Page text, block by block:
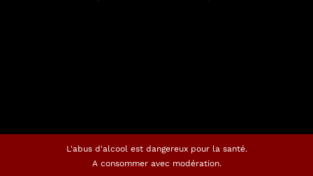
L'abus d'alcool est dangereux pour la santé.
A consommer avec modération.